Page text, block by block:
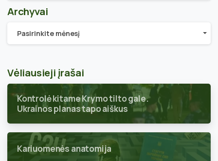
Archyvai
Archyvai
Pasirinkite mėnesį
Vėliausieji įrašai
Kontrolė kitame Krymo tilto gale.
Ukrainos planas tapo aiškus
Kariuomenės anatomija